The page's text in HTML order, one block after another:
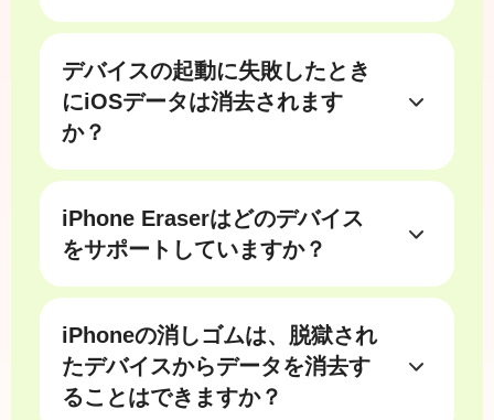
があります。デバイスがコンピュータを
信頼していない限り、iPhone Eraser は
iOS デバイスを検出できません。このよ
を解除する必要があります。その後、
iPhone Eraser は iPhone、iPad、または
iPod を自動的に認識し、iOS データを正
常に消去できます。
デバイスの起動に失敗したとき
にiOSデータは消去されます
か？
1 ハードウェア障害：あなたは時間内に
あなたのiOSデバイスを修理したほうが
2. システム障害: iPhone Eraser を使用し
て iOS デバイスを復元し、iOS データを
消去してみてください。iOS デバイスが
開いていて、iPhone Eraser によって検
出できることを確認して、iOS デバイス
iPhone Eraserはどのデバイス
をサポートしていますか？
• iPhone: iPhone 4、iPhone 4S、iPhone
5、iPhone 5C、iPhone 5S、iPhone 6、
iPhone 6 Plus、iPhone 6s、iPhone 6s
iPhoneの消しゴムは、脱獄され
たデバイスからデータを消去す
ることはできますか？